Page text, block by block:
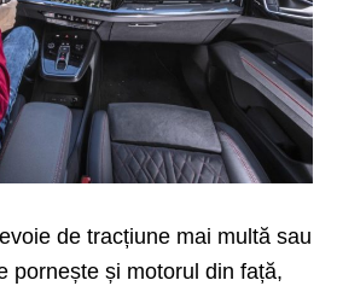
de tracțiune mai multă sau
pornește și motorul din față,